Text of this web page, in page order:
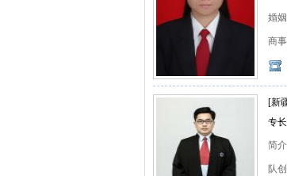
婚
商
[新
专
简
队